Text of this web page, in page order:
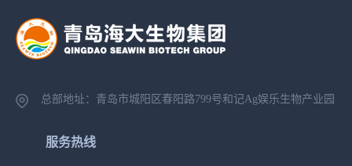
总部地址：青岛市城阳区春阳路799号和记Ag娱乐生物产业园
服务热线